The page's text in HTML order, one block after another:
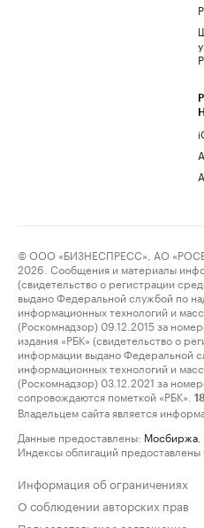
© ООО «БИЗНЕСПРЕСС», АО
2026. Сообщения и материалы
(свидетельство о регистрации
выдано Федеральной службой по
информационных технологий и
(Роскомнадзор) 09.12.2015 за
издания «РБК» (свидетельство о
информации выдано Федеральной
информационных технологий и
(Роскомнадзор) 03.12.2021 за
сопровождаются пометкой «РБК».
Владельцем сайта является
Данные предоставлены: Мосбиржа
Индексы облигаций предоставлены
Информация об ограничениях
О соблюдении авторских прав